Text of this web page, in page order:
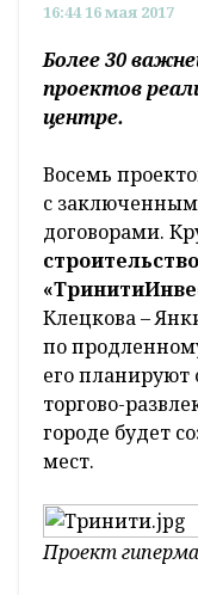
16:44 16 мая 2017
Более 30
проектов
центре.
Восемь
с
договорами.
Клецкова –
по
его
торгово-
городе будет
мест.
Проект